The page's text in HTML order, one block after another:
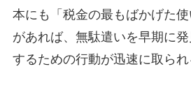
本にも「税金の最もばかげた使
があれば、無駄遣いを早期に
するための行動が迅速に取られ